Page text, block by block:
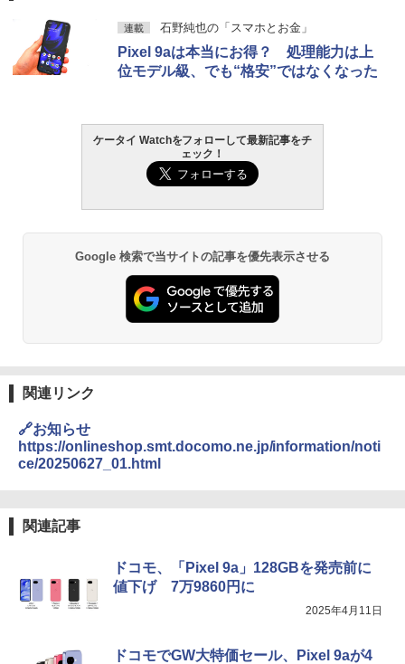
連載 石野純也の「スマホとお金」
Pixel 9aは本当にお得？ 処理能力は上
位モデル級、でも“格安”ではなくなった
ケータイ Watchをフォローして最新記事をチ
ェック！
Google 検索で当サイトの記事を優先表示させる
関連リンク
🔗お知らせ
https://onlineshop.smt.docomo.ne.jp/information/noti
ce/20250627_01.html
関連記事
ドコモ、「Pixel 9a」128GBを発売前に
値下げ 7万9860円に
2025年4月11日
ドコモでGW大特価セール、Pixel 9aが4